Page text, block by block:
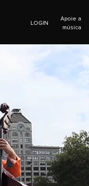
LOGIN
Apoie a
música